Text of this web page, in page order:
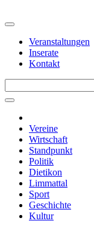
Veranstaltungen
Inserate
Kontakt
Vereine
Wirtschaft
Standpunkt
Politik
Dietikon
Limmattal
Sport
Geschichte
Kultur